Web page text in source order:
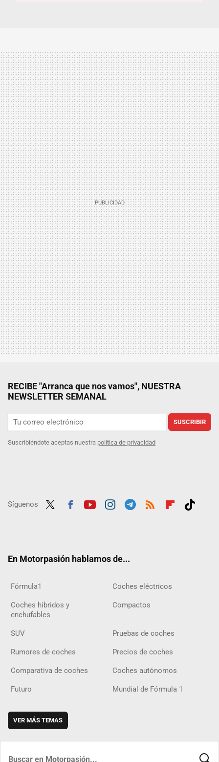
RECIBE "Arranca que nos vamos", NUESTRA
NEWSLETTER SEMANAL
SUSCRIBIR
Suscribiéndote aceptas nuestra política de privacidad
Síguenos
En Motorpasión hablamos de...
Fórmula1 Coches eléctricos
Coches híbridos y
enchufables
Compactos
SUV Pruebas de coches
Rumores de coches Precios de coches
Comparativa de coches Coches autónomos
Futuro Mundial de Fórmula 1
VER MÁS TEMAS